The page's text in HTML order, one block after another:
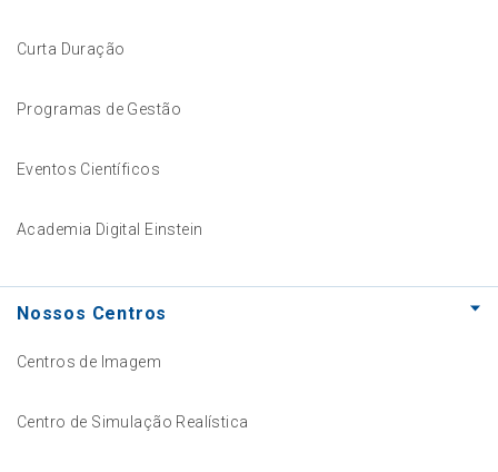
Curta Duração
Programas de Gestão
Eventos Científicos
Academia Digital Einstein
Nossos Centros
Centros de Imagem
Centro de Simulação Realística